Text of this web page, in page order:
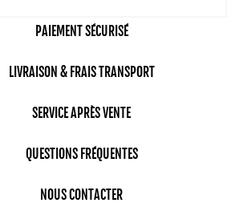
PAIEMENT SÉCURISÉ
LIVRAISON & FRAIS TRANSPORT
SERVICE APRÈS VENTE
QUESTIONS FRÉQUENTES
NOUS CONTACTER